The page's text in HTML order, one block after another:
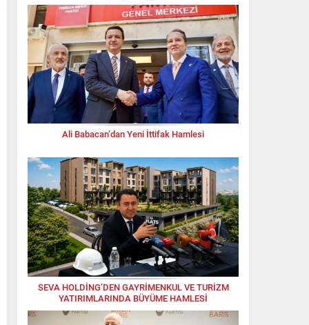
Ali Babacan’dan Yeni İttifak Hamlesi
SEVA HOLDİNG’DEN GAYRİMENKUL VE TURİZM
YATIRIMLARINDA BÜYÜME HAMLESİ